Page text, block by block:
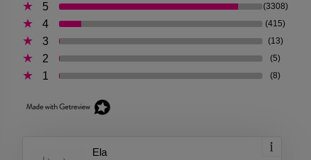
5
(3308)
4 (415)
3 (13)
2 (5)
1 (8)
Ela